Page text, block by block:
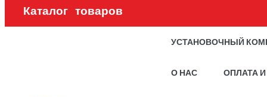
Каталог товаров
УСТАНОВОЧНЫЙ
О НАС ОПЛАТА